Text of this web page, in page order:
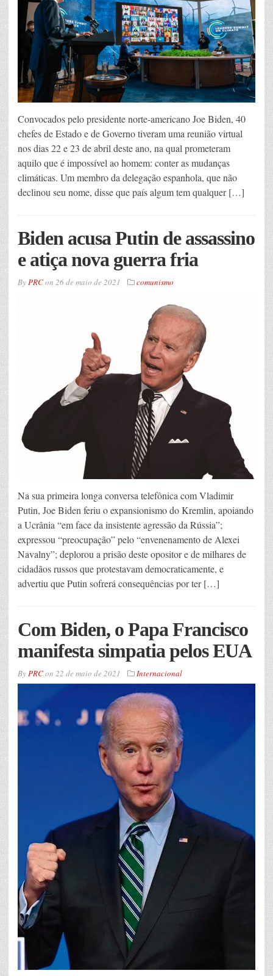
Convocados pelo presidente norte-americano Joe Biden, 40
chefes de Estado e de Governo tiveram uma reunião virtual
nos dias 22 e 23 de abril deste ano, na qual prometeram
aquilo que é impossível ao homem: conter as mudanças
climáticas. Um membro da delegação espanhola, que não
declinou seu nome, disse que país algum tem qualquer […]
Biden acusa Putin de assassino
e atiça nova guerra fria
ByPRCon 26 de maio de 2021 comunismo
Na sua primeira longa conversa telefônica com Vladimir
Putin, Joe Biden feriu o expansionismo do Kremlin, apoiando
a Ucrânia “em face da insistente agressão da Rússia”;
expressou “preocupação” pelo “envenenamento de Alexei
Navalny”; deplorou a prisão deste opositor e de milhares de
cidadãos russos que protestavam democraticamente, e
advertiu que Putin sofrerá consequências por ter […]
Com Biden, o Papa Francisco
manifesta simpatia pelos EUA
ByPRCon 22 de maio de 2021 Internacional